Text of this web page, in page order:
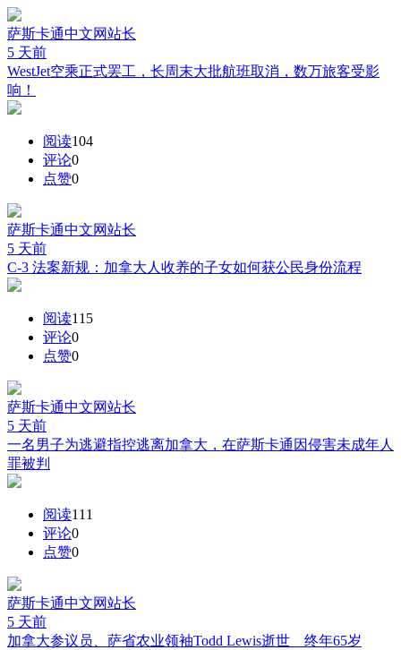
萨斯卡通中文网站长
5 天前
WestJet空乘正式罢工，长周末大批航班取消，数万旅客受影
响！
阅读104
评论0
点赞0
萨斯卡通中文网站长
5 天前
C-3 法案新规：加拿大人收养的子女如何获公民身份流程
阅读115
评论0
点赞0
萨斯卡通中文网站长
5 天前
一名男子为逃避指控逃离加拿大，在萨斯卡通因侵害未成年人
罪被判
阅读111
评论0
点赞0
萨斯卡通中文网站长
5 天前
加拿大参议员、萨省农业领袖Todd Lewis逝世 终年65岁